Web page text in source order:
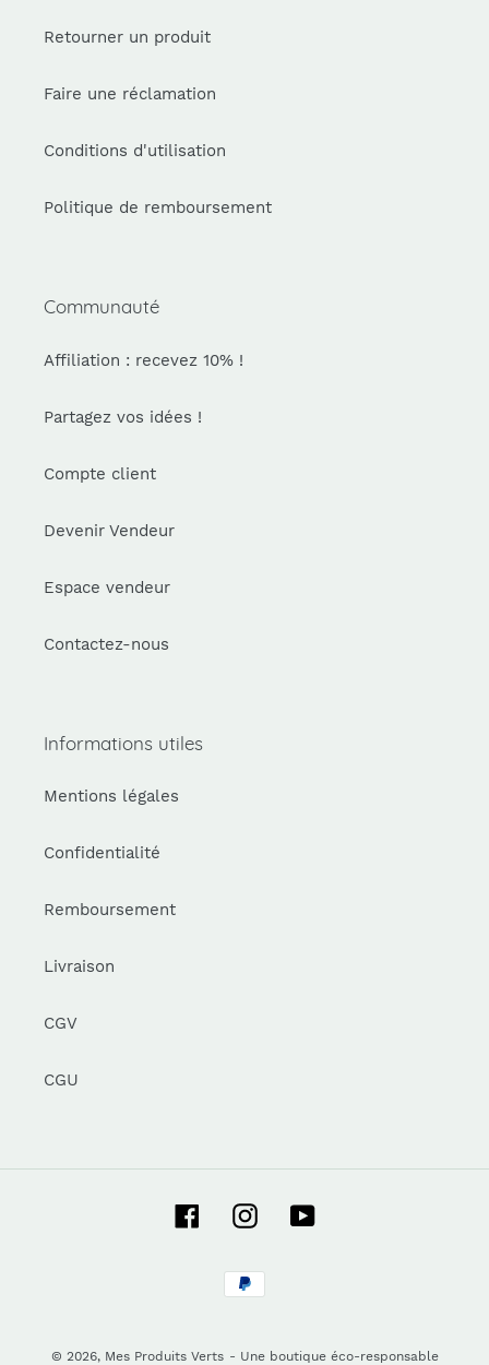
Retourner un produit
Faire une réclamation
Conditions d'utilisation
Politique de remboursement
Communauté
Affiliation : recevez 10% !
Partagez vos idées !
Compte client
Devenir Vendeur
Espace vendeur
Contactez-nous
Informations utiles
Mentions légales
Confidentialité
Remboursement
Livraison
CGV
CGU
FacebookInstagramYouTube
Moyens
de
© 2026, Mes Produits Verts - Une boutique éco-responsable